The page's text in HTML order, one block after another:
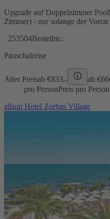
Upgrade auf Doppelzimmer
Zimmer) - nur solange der Vorrat
253504Bestellnr.:
Pauschalreise
Alter Preisab €833,- ab €
pro PersonPreis pro Person
allsun Hotel Zorbas Village